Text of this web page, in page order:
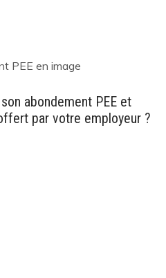
abondement PEE et
par votre employeur ?